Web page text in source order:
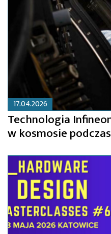
17.04.2026
Technologia
w kosmosie